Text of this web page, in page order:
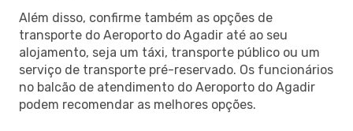
Além disso, confirme também as opções de
transporte do Aeroporto do Agadir até ao seu
alojamento, seja um táxi, transporte público ou um
serviço de transporte pré-reservado. Os funcionários
no balcão de atendimento do Aeroporto do Agadir
podem recomendar as melhores opções.